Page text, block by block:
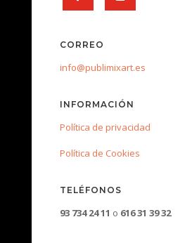
CORREO
info@publimixart.es
INFORMACIÓN
Política de privacidad
Política de Cookies
TELÉFONOS
93 734 24 11 o 616 31 39 32